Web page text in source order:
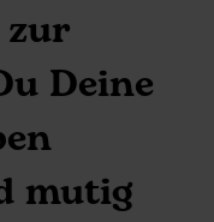
Deine
mutig